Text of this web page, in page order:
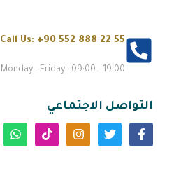
Call Us: +90 552 888 22 55
Monday - Friday : 09:00 - 19:00
التواصل الاجتماعي